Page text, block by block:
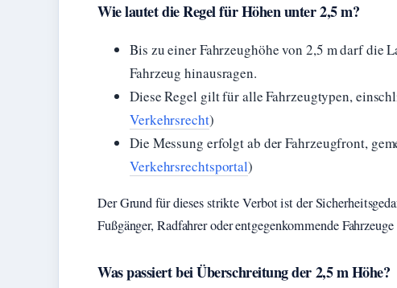
Wie lautet die Regel für Höhen unter 2,5 m?
Bis zu einer Fahrzeughöhe von 2,5 m darf die
Fahrzeug hinausragen.
Diese Regel gilt für alle Fahrzeugtypen,
Verkehrsrecht)
Die Messung erfolgt ab der Fahrzeugfront,
Verkehrsrechtsportal)
Der Grund für dieses strikte Verbot ist der
Fußgänger, Radfahrer oder entgegenkommende
Was passiert bei Überschreitung der 2,5 m Höhe?